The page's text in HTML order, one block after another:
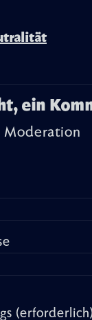
ein
Moderation
Text Ihres Beitrags